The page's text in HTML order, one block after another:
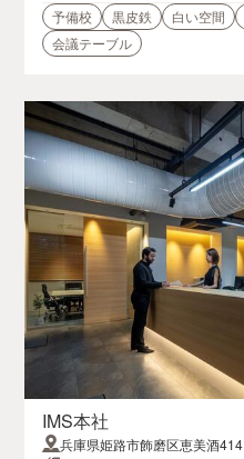
予備校
黒皮鉄 白い空間
会議テーブル
IMS本社
兵庫県姫路市飾磨区恵美酒414